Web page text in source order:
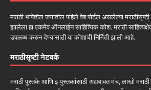
मराठी भाषेतील जगातील पहिले वेब पोर्टल असलेल्या
झालेला हा एकमेव ऑनलाईन साहित्यिक कोश. मराठी
उपलब्ध करुन देण्यासाठी या कोशाची निर्मिती झाली आहे.
मराठीसृष्टी नेटवर्क
मराठी पुस्तके आणि इ-पुस्तकांसाठी अद्ययावत मंच, लाखो